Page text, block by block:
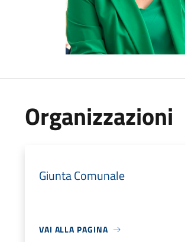
Organizzazioni
Giunta Comunale
VAI ALLA PAGINA